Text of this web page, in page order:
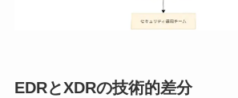
EDRとXDRの技術的差分